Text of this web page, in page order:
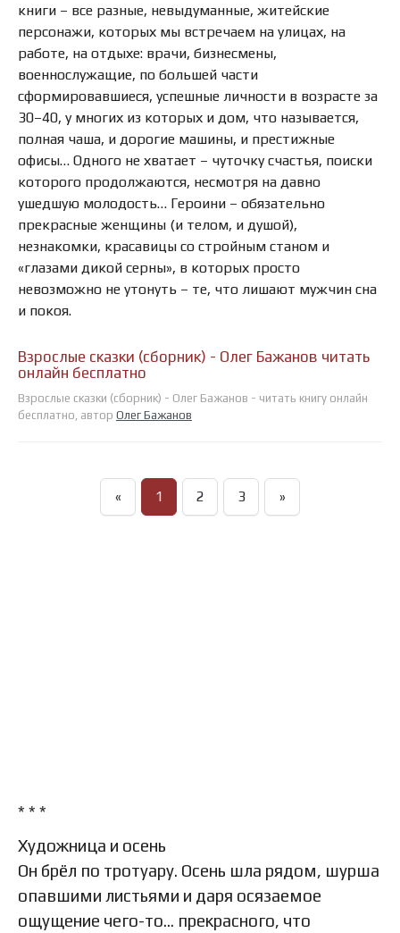
книги – все разные, невыдуманные, житейские
персонажи, которых мы встречаем на улицах, на
работе, на отдыхе: врачи, бизнесмены,
военнослужащие, по большей части
сформировавшиеся, успешные личности в возрасте за
30–40, у многих из которых и дом, что называется,
полная чаша, и дорогие машины, и престижные
офисы… Одного не хватает – чуточку счастья, поиски
которого продолжаются, несмотря на давно
ушедшую молодость… Героини – обязательно
прекрасные женщины (и телом, и душой),
незнакомки, красавицы со стройным станом и
«глазами дикой серны», в которых просто
невозможно не утонуть – те, что лишают мужчин сна
и покоя.
Взрослые сказки (сборник) - Олег Бажанов читать
онлайн бесплатно
Взрослые сказки (сборник) - Олег Бажанов - читать книгу онлайн
бесплатно, автор Олег Бажанов
« 1 2 3 »
* * *
Художница и осень
Он брёл по тротуару. Осень шла рядом, шурша
опавшими листьями и даря осязаемое
ощущение чего-то… прекрасного, что